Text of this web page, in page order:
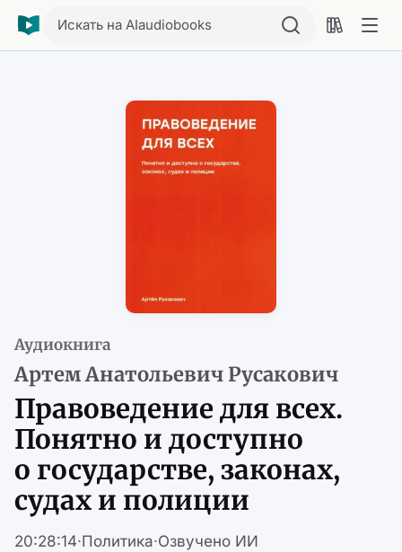
Искать на AIaudiobooks
Аудиокнига
Артем Анатольевич Русакович
Правоведение для всех.
Понятно и доступно
о государстве, законах,
судах и полиции
20:28:14·Политика·Озвучено ИИ